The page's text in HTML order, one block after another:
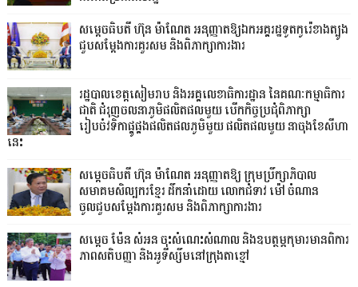
សម្តេចធិបតី ហ៊ុន ម៉ាណែត អនុញ្ញាតឱ្យឯកអគ្គរដ្ឋទូតកូរ៉េខាងត្បូង
ជួបសម្តែងការគួរសម និងពិភាក្សាការងារ
រដ្ឋបាលខេត្តសៀមរាប និងអគ្គលេខាធិការដ្ឋាន នៃគណៈកម្មាធិការ
ជាតិ ជំរុញចលនាភូមិផលិតផលមួយ បើកកិច្ចប្រជុំពិភាក្សា
រៀបចំវទិកាផ្គូផ្គងផលិតផលភូមិមួយ ផលិតផលមួយ នាចុងខែសីហា
នេះ
សម្តេចធិបតី ហ៊ុន ម៉ាណែត អនុញ្ញាតឱ្យ ក្រុមប្រឹក្សាភិបាល
សមាគមសិល្បករខ្មែរ ដឹកនាំដោយ លោកជំទាវ ម៉ៅ ចំណាន
ចូលជួបសម្ដែងការគួរសម និងពិភាក្សាការងារ
សម្តេច ម៉ែន សំអន ចុះសំណេះសំណាល និងឧបត្ថម្ភកុមារមានពិការ
ភាពសតិបញ្ញា និងអូទីស្សឹមនៅក្រុងតាខ្មៅ